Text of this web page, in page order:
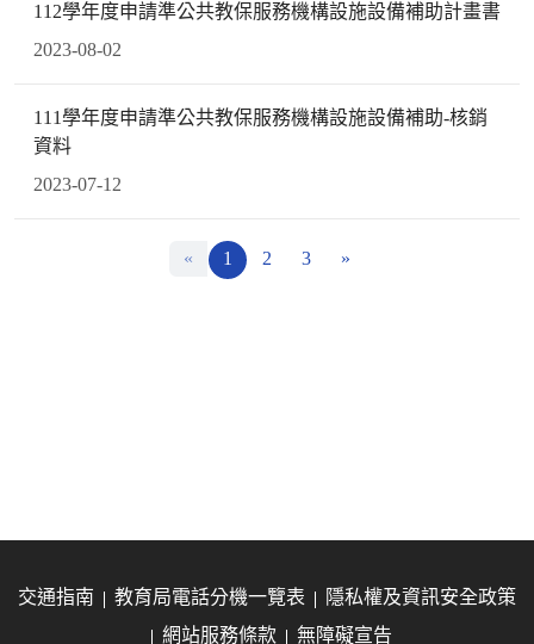
112學年度申請準公共教保服務機構設施設備補助計畫書
2023-08-02
111學年度申請準公共教保服務機構設施設備補助-核銷
資料
2023-07-12
« 1 2 3 »
交通指南 教育局電話分機一覽表
隱私權及資訊安全政策
網站服務條款
無障礙宣告